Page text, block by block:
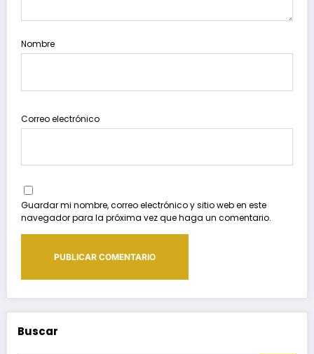
Nombre
Correo electrónico
Guardar mi nombre, correo electrónico y sitio web en este
navegador para la próxima vez que haga un comentario.
Buscar